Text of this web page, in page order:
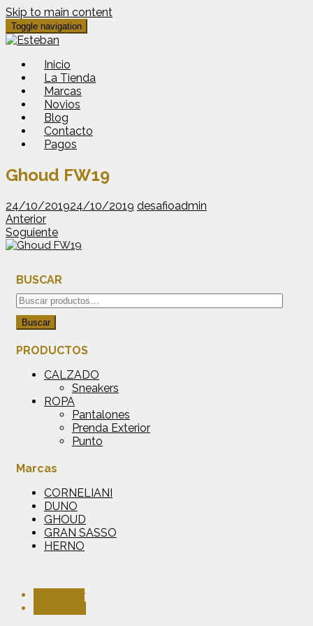
Skip to main content
Toggle navigation
Inicio
La Tienda
Marcas
Novios
Blog
Contacto
Pagos
Ghoud FW19
24/10/201924/10/2019 desafioadmin
Anterior
Soguiente
BUSCAR
Buscar
por:
Buscar
PRODUCTOS
CALZADO
Sneakers
ROPA
Pantalones
Prenda Exterior
Punto
Marcas
CORNELIANI
DUNO
GHOUD
GRAN SASSO
HERNO